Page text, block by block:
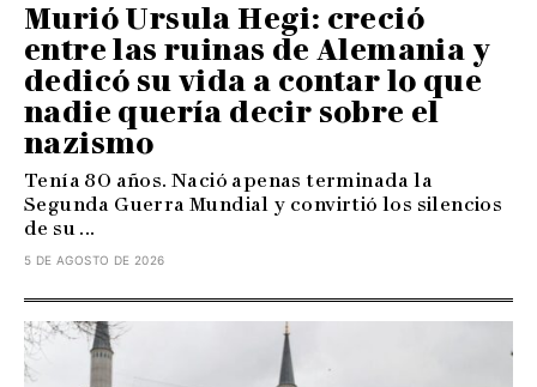
Murió Ursula Hegi: creció
entre las ruinas de Alemania y
dedicó su vida a contar lo que
nadie quería decir sobre el
nazismo
Tenía 80 años. Nació apenas terminada la
Segunda Guerra Mundial y convirtió los silencios
de su ...
5 DE AGOSTO DE 2026